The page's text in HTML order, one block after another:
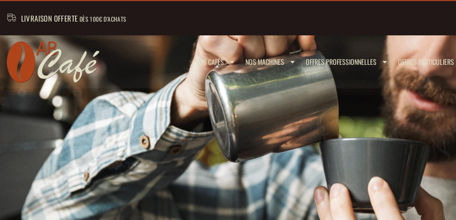
LIVRAISON OFFERTE DÈS 100€ D'ACHATS
NOS CAFÉS NOS MACHINES OFFRES PROFESSIONNELLES OFFRES PARTICULIERS